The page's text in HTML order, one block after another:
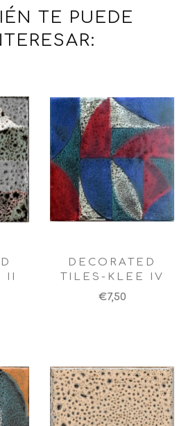
TE PUEDE
II
DECORATED
TILES-KLEE IV
€7,50